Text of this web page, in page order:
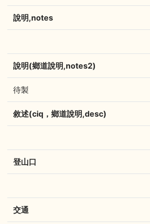
說明,notes
說明(鄉道說明,notes2)
待製
敘述(ciq，鄉道說明,desc)
登山口
交通